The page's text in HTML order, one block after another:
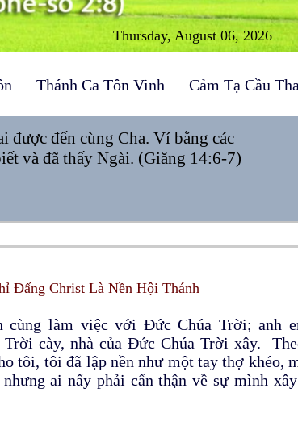
Thursday, August 06, 2026
được đến cùng Cha. Ví bằng các
và đã thấy Ngài. (Giăng 14:6-7)
Thánh Ca Tôn Vinh Cảm Tạ Cầu
Đấng Christ Là Nền Hội Thánh
cùng làm việc với Đức Chúa Trời; anh
Trời cày, nhà của Đức Chúa Trời xây.
tôi, tôi đã lập nền như một tay thợ khéo,
ai nấy phải cẩn thận về sự mình